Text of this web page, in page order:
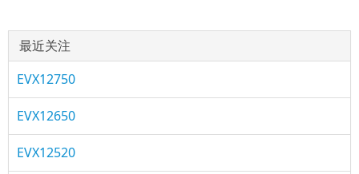
最近关注
EVX12750
EVX12650
EVX12520